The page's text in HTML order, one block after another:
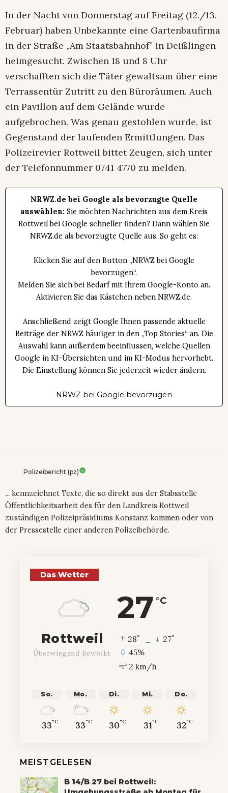
In der Nacht von Donnerstag auf Freitag (12./13.
Februar) haben Unbekannte eine Gartenbaufirma
in der Straße „Am Staatsbahnhof” in Deißlingen
heimgesucht. Zwischen 18 und 8 Uhr
verschafften sich die Täter gewaltsam über eine
Terrassentür Zutritt zu den Büroräumen. Auch
ein Pavillon auf dem Gelände wurde
aufgebrochen. Was genau gestohlen wurde, ist
Gegenstand der laufenden Ermittlungen. Das
Polizeirevier Rottweil bittet Zeugen, sich unter
der Telefonnummer 0741 4770 zu melden.
NRWZ.de bei Google als bevorzugte Quelle
auswählen: Sie möchten Nachrichten aus dem Kreis
Rottweil bei Google schneller finden? Dann wählen Sie
NRWZ.de als bevorzugte Quelle aus. So geht es:
Klicken Sie auf den Button „NRWZ bei Google
bevorzugen“.
Melden Sie sich bei Bedarf mit Ihrem Google-Konto an.
Aktivieren Sie das Kästchen neben NRWZ.de.
Anschließend zeigt Google Ihnen passende aktuelle
Beiträge der NRWZ häufiger in den „Top Stories“ an. Die
Auswahl kann außerdem beeinflussen, welche Quellen
Google in KI-Übersichten und im KI-Modus hervorhebt.
Die Einstellung können Sie jederzeit wieder ändern.
NRWZ bei Google bevorzugen
Polizeibericht (pz)
... kennzeichnet Texte, die so direkt aus der Stabsstelle
Öffentlichkeitsarbeit des für den Landkreis Rottweil
zuständigen Polizeipräsidiums Konstanz kommen oder von
der Pressestelle einer anderen Polizeibehörde.
Das Wetter
27 °C
Rottweil
Überwiegend Bewölkt
28° 27°
45%
2 km/h
So.
33°C
Mo.
33°C
Di.
30°C
Mi.
31°C
Do.
32°C
MEISTGELESEN
B 14/B 27 bei Rottweil: